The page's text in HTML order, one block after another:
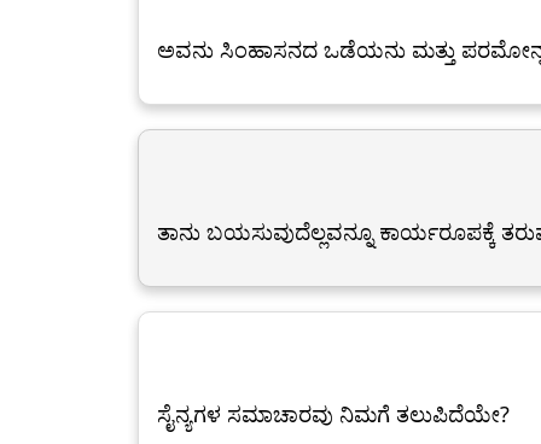
ಅವನು ಸಿಂಹಾಸನದ ಒಡೆಯನು ಮತ್ತು
ತಾನು ಬಯಸುವುದೆಲ್ಲವನ್ನೂ ಕಾರ್ಯರೂಪಕ್ಕೆ
ಸೈನ್ಯಗಳ ಸಮಾಚಾರವು ನಿಮಗೆ ತಲುಪಿದೆಯೇ?